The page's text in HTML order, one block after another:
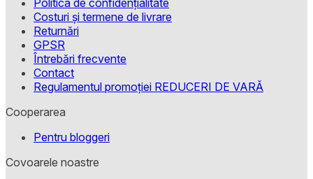
Costuri și termene de livrare
Returnări
GPSR
Întrebări frecvente
Contact
Regulamentul promoției REDUCERI DE VARĂ
Cooperarea
Pentru bloggeri
Covoarele noastre